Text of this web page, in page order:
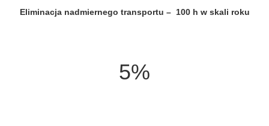
Eliminacja nadmiernego transportu – 100 h w skali roku
5%